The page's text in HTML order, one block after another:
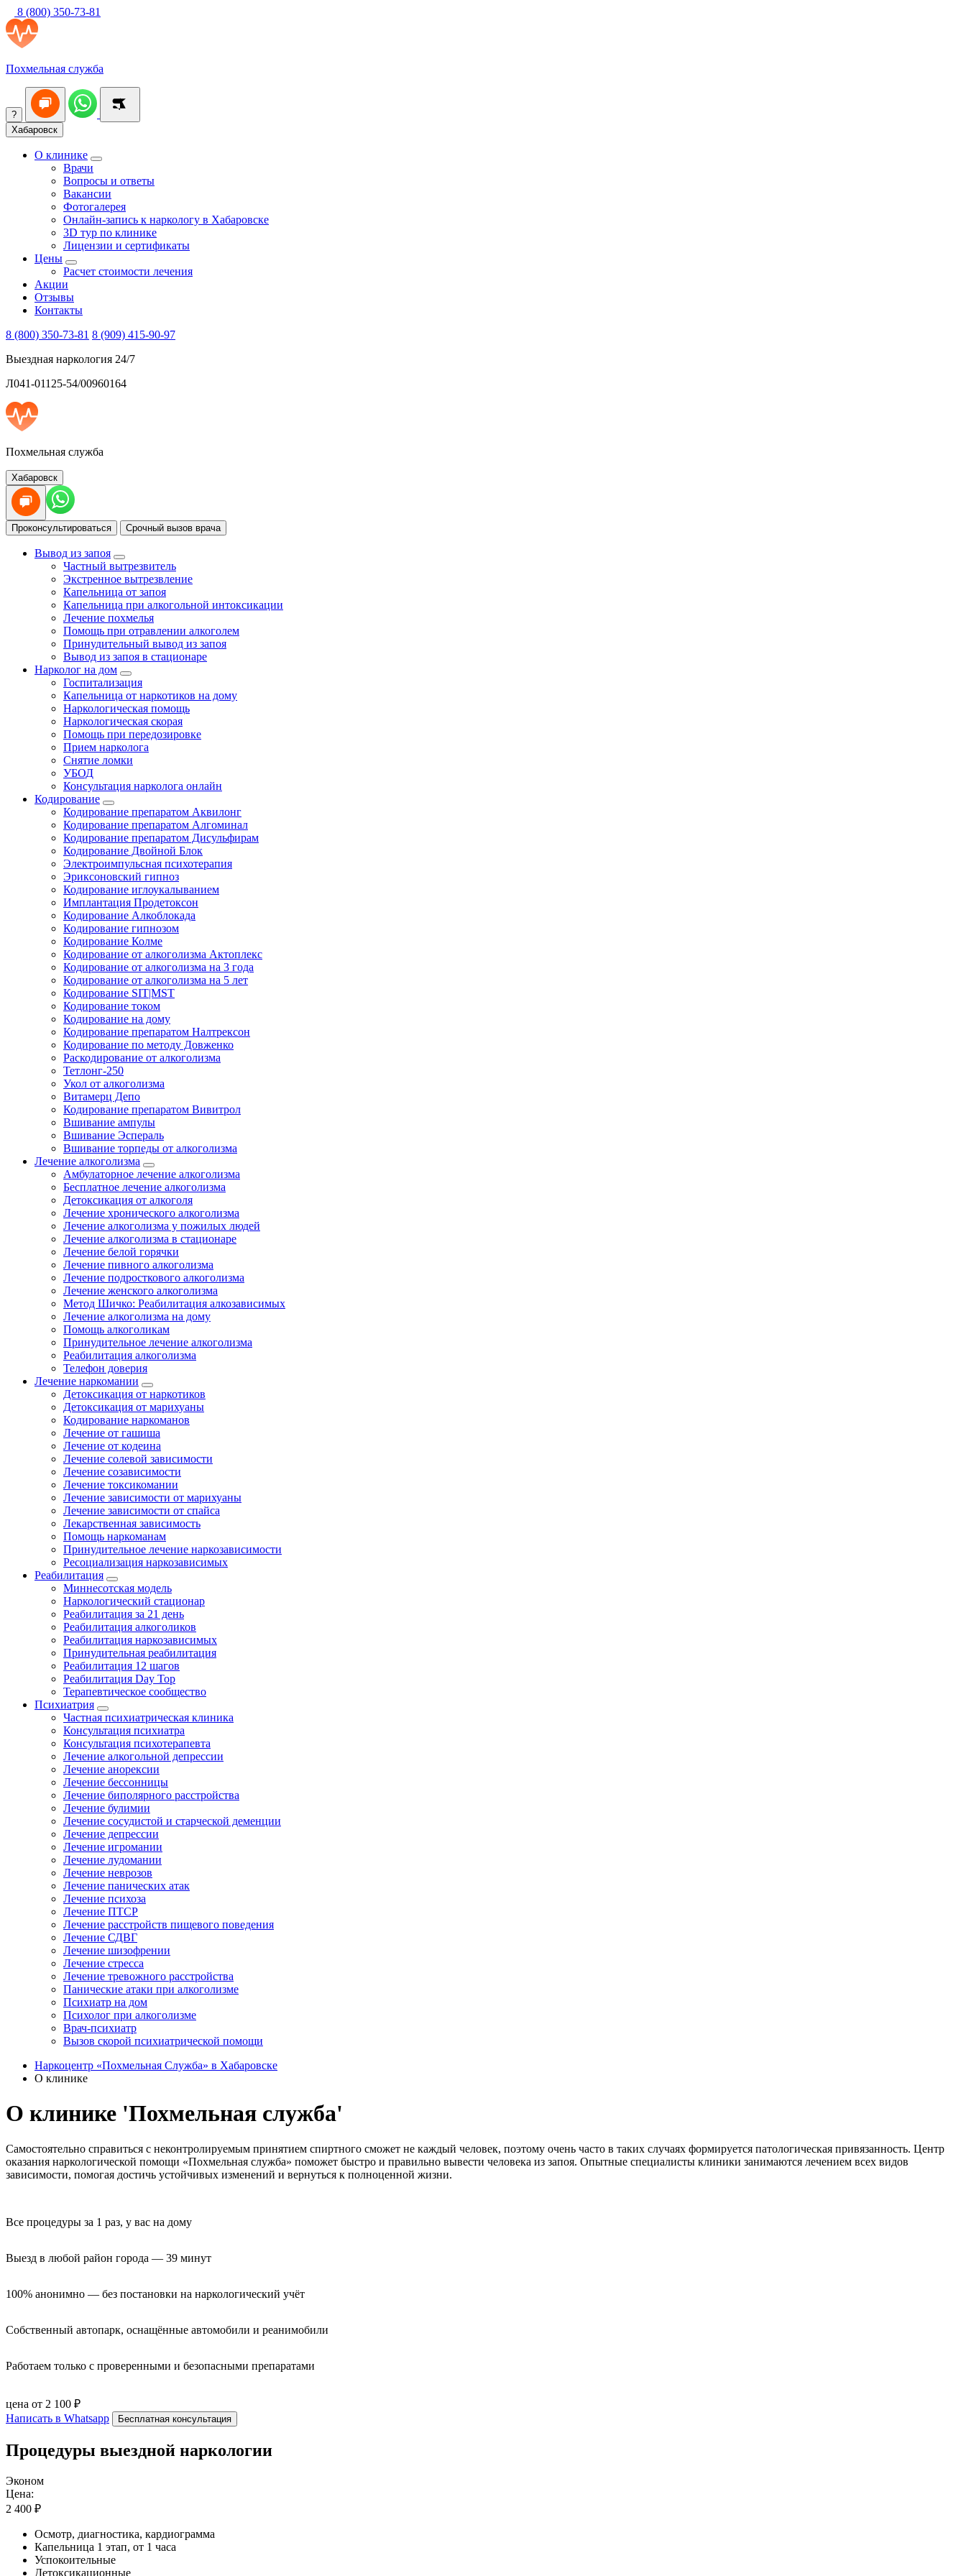
8 (800) 350-73-81
Похмельная служба
?
Хабаровск
О клинике
Врачи
Вопросы и ответы
Вакансии
Фотогалерея
Онлайн-запись к наркологу в Хабаровске
3D тур по клинике
Лицензии и сертификаты
Цены
Расчет стоимости лечения
Акции
Отзывы
Контакты
8 (800) 350-73-81 8 (909) 415-90-97
Выездная наркология 24/7
Л041-01125-54/00960164
Похмельная служба
Хабаровск
Проконсультироваться Срочный вызов врача
Вывод из запоя
Частный вытрезвитель
Экстренное вытрезвление
Капельница от запоя
Капельница при алкогольной интоксикации
Лечение похмелья
Помощь при отравлении алкоголем
Принудительный вывод из запоя
Вывод из запоя в стационаре
Нарколог на дом
Госпитализация
Капельница от наркотиков на дому
Наркологическая помощь
Наркологическая скорая
Помощь при передозировке
Прием нарколога
Снятие ломки
УБОД
Консультация нарколога онлайн
Кодирование
Кодирование препаратом Аквилонг
Кодирование препаратом Алгоминал
Кодирование препаратом Дисульфирам
Кодирование Двойной Блок
Электроимпульсная психотерапия
Эриксоновский гипноз
Кодирование иглоукалыванием
Имплантация Продетоксон
Кодирование Алкоблокада
Кодирование гипнозом
Кодирование Колме
Кодирование от алкоголизма Актоплекс
Кодирование от алкоголизма на 3 года
Кодирование от алкоголизма на 5 лет
Кодирование SIT|MST
Кодирование током
Кодирование на дому
Кодирование препаратом Налтрексон
Кодирование по методу Довженко
Раскодирование от алкоголизма
Тетлонг-250
Укол от алкоголизма
Витамерц Депо
Кодирование препаратом Вивитрол
Вшивание ампулы
Вшивание Эспераль
Вшивание торпеды от алкоголизма
Лечение алкоголизма
Амбулаторное лечение алкоголизма
Бесплатное лечение алкоголизма
Детоксикация от алкоголя
Лечение хронического алкоголизма
Лечение алкоголизма у пожилых людей
Лечение алкоголизма в стационаре
Лечение белой горячки
Лечение пивного алкоголизма
Лечение подросткового алкоголизма
Лечение женского алкоголизма
Метод Шичко: Реабилитация алкозависимых
Лечение алкоголизма на дому
Помощь алкоголикам
Принудительное лечение алкоголизма
Реабилитация алкоголизма
Телефон доверия
Лечение наркомании
Детоксикация от наркотиков
Детоксикация от марихуаны
Кодирование наркоманов
Лечение от гашиша
Лечение от кодеина
Лечение солевой зависимости
Лечение созависимости
Лечение токсикомании
Лечение зависимости от марихуаны
Лечение зависимости от спайса
Лекарственная зависимость
Помощь наркоманам
Принудительное лечение наркозависимости
Ресоциализация наркозависимых
Реабилитация
Миннесотская модель
Наркологический стационар
Реабилитация за 21 день
Реабилитация алкоголиков
Реабилитация наркозависимых
Принудительная реабилитация
Реабилитация 12 шагов
Реабилитация Day Top
Терапевтическое сообщество
Психиатрия
Частная психиатрическая клиника
Консультация психиатра
Консультация психотерапевта
Лечение алкогольной депрессии
Лечение анорексии
Лечение бессонницы
Лечение биполярного расстройства
Лечение булимии
Лечение сосудистой и старческой деменции
Лечение депрессии
Лечение игромании
Лечение лудомании
Лечение неврозов
Лечение панических атак
Лечение психоза
Лечение ПТСР
Лечение расстройств пищевого поведения
Лечение СДВГ
Лечение шизофрении
Лечение стресса
Лечение тревожного расстройства
Панические атаки при алкоголизме
Психиатр на дом
Психолог при алкоголизме
Врач-психиатр
Вызов скорой психиатрической помощи
Наркоцентр «Похмельная Служба» в Хабаровске
О клинике
О клинике 'Похмельная служба'
Самостоятельно справиться с неконтролируемым принятием спиртного сможет не каждый человек, поэтому очень часто в таких случаях формируется патологическая привязанность. Центр
оказания наркологической помощи «Похмельная служба» поможет быстро и правильно вывести человека из запоя. Опытные специалисты клиники занимаются лечением всех видов
зависимости, помогая достичь устойчивых изменений и вернуться к полноценной жизни.
Все процедуры за 1 раз, у вас на дому
Выезд в любой район города — 39 минут
100% анонимно — без постановки на наркологический учёт
Собственный автопарк, оснащённые автомобили и реанимобили
Работаем только с проверенными и безопасными препаратами
цена от 2 100 ₽
Написать в Whatsapp
Бесплатная консультация
Процедуры выездной наркологии
Эконом
Цена:
2 400 ₽
Осмотр, диагностика, кардиограмма
Капельница 1 этап, от 1 часа
Успокоительные
Детоксикационные